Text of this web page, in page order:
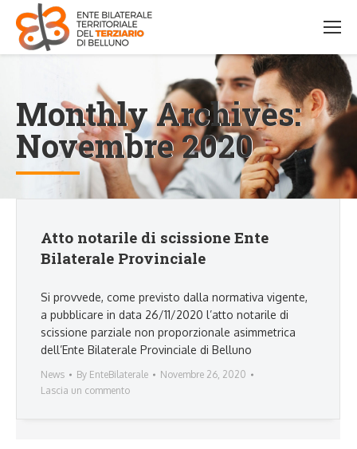
Monthly Archives:
Novembre 2020
Atto notarile di scissione Ente
Bilaterale Provinciale
Si provvede, come previsto dalla normativa vigente,
a pubblicare in data 26/11/2020 l’atto notarile di
scissione parziale non proporzionale asimmetrica
dell’Ente Bilaterale Provinciale di Belluno
News By EnteBilaterale
Novembre 26, 2020
Lascia un commento